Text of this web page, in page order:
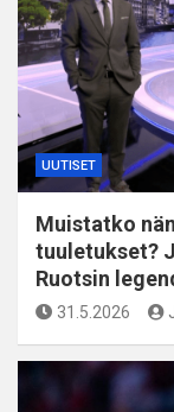
UUTISET
Muistatko
tuuletukset?
Ruotsin
31.5.2026